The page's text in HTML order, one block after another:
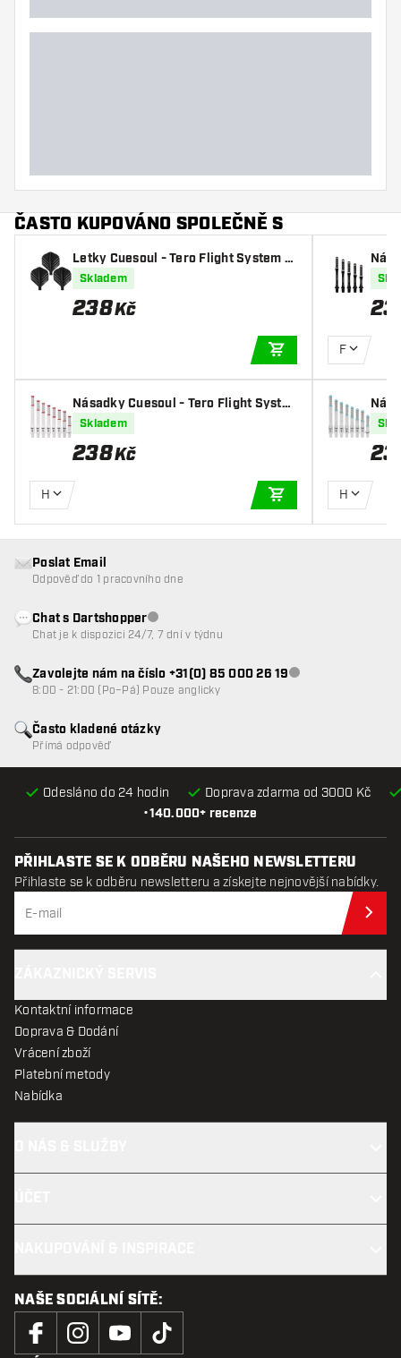
ČASTO KUPOVÁNO SPOLEČNĚ S
Letky Cuesoul - Tero Flight System A
K4 Honnycombs Pattern - Black Stan
dard
Skladem
238Kč
PŘIDAT DO KOŠÍKU
Násadky Cuesoul - Tero Flight Syste
m AK7 - White
Skladem
238Kč
H
PŘIDAT DO KOŠÍKU
m
F
m
H
•140.000+ recenze
Odesláno do 24 hodin Doprava zdarma od 3000 Kč
Často kladené otázky
Přímá odpověď
Poslat Email
Odpověď do 1 pracovního dne
Chat s DartshopperZákaznický servis nedostupný
Chat je k dispozici 24/7, 7 dní v týdnu
Zavolejte nám na číslo +31(0) 85 000 26 19Zákaznický servis
8:00 - 21:00 (Po–Pá) Pouze anglicky
PŘIHLASTE SE K ODBĚRU NAŠEHO NEWSLETTERU
Přihlaste se k odběru newsletteru a získejte nejnovější nabídky.
Kontaktní informace
Doprava & Dodání
Vrácení zboží
Platební metody
Nabídka
NAŠE SOCIÁLNÍ SÍTĚ: